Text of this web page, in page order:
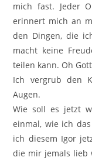
mich fast. Jeder
erinnert mich an
den Dingen, die
macht keine
teilen kann. Oh
Ich vergrub den
Augen.
Wie soll es jetzt
einmal, wie ich
ich diesem Igor
die mir jemals lieb